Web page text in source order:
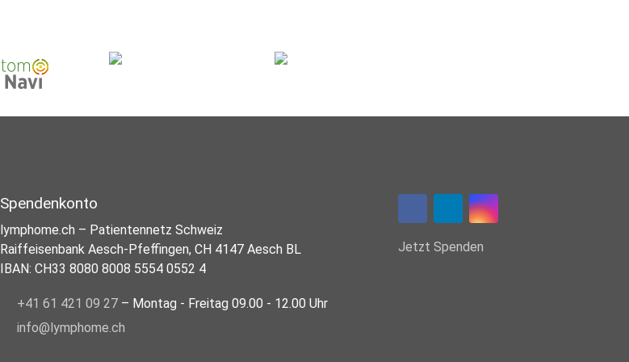
Spendenkonto
lymphome.ch – Patientennetz Schweiz
Raiffeisenbank Aesch-Pfeffingen, CH 4147 Aesch BL
IBAN: CH33 8080 8008 5554 0552 4
+41 61 421 09 27– Montag - Freitag 09.00 - 12.00 Uhr
info@lymphome.ch
Jetzt Spenden